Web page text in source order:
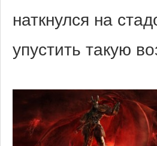
наткнулся на
упустить такую